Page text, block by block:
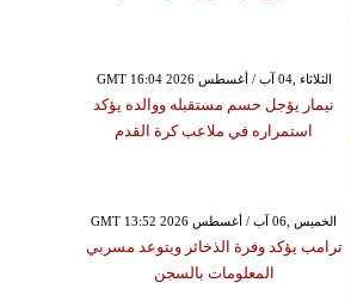
GMT 16:04 2026 الثلاثاء ,04 آب / أغسطس
نيمار يؤجل حسم مستقبله ووالده يؤكد
استمراره في ملاعب كرة القدم
GMT 13:52 2026 الخميس ,06 آب / أغسطس
ترامب يؤكد وفرة الذخائر ويتوعد مسربي
المعلومات بالسجن